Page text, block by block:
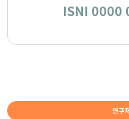
ISNI 0000
연구